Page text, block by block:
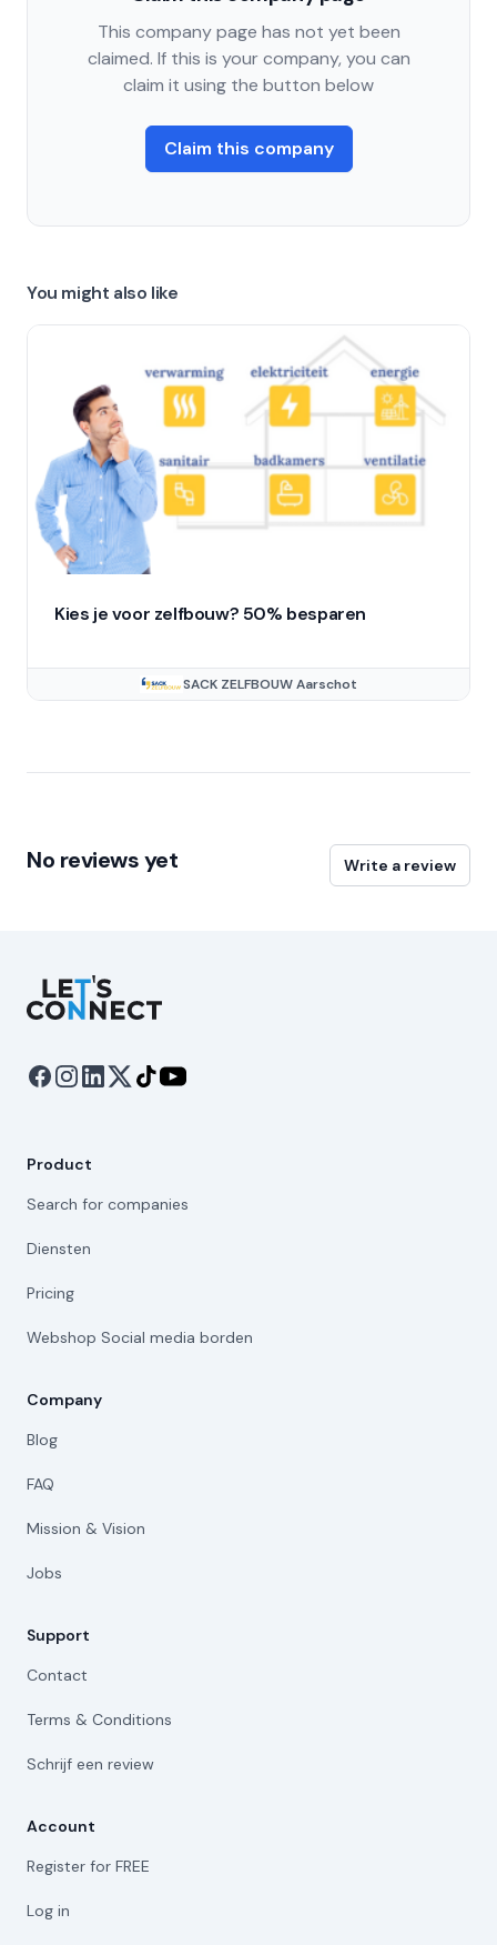
This company page has not yet been
claimed. If this is your company, you can
claim it using the button below
Claim this company
You might also like
Kies je voor zelfbouw? 50% besparen
SACK ZELFBOUW Aarschot
No reviews yet Write a review
Let's Connect
Product
Search for companies
Diensten
Pricing
Webshop Social media borden
Company
Blog
FAQ
Mission & Vision
Jobs
Support
Contact
Terms & Conditions
Schrijf een review
Account
Register for FREE
Log in